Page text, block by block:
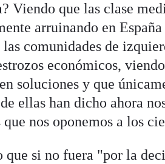
Viendo que las clase
arruinando en
comunidades de
económicos,
soluciones y que
ellas han dicho ahora
nos oponemos a los
que si no fuera "por la